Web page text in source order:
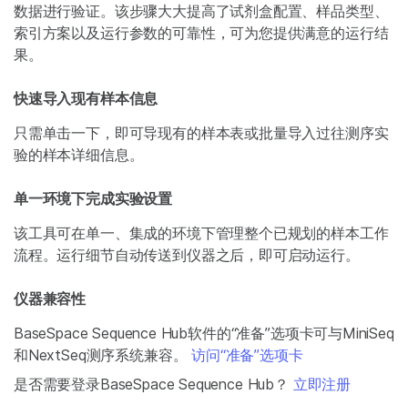
数据进行验证。该步骤大大提高了试剂盒配置、样品类型、
索引方案以及运行参数的可靠性，可为您提供满意的运行结
果。
快速导入现有样本信息
只需单击一下，即可导现有的样本表或批量导入过往测序实
验的样本详细信息。
单一环境下完成实验设置
该工具可在单一、集成的环境下管理整个已规划的样本工作
流程。运行细节自动传送到仪器之后，即可启动运行。
仪器兼容性
BaseSpace Sequence Hub软件的“准备”选项卡可与MiniSeq
和NextSeq测序系统兼容。访问“准备”选项卡
是否需要登录BaseSpace Sequence Hub？ 立即注册